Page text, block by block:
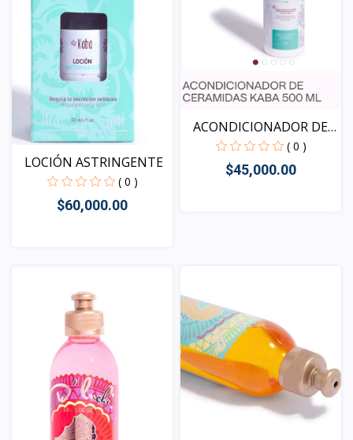
LOCIÓN ASTRINGENTE
( 0 )
$60,000.00
ACONDICIONADOR DE
CERAM...
( 0 )
$45,000.00